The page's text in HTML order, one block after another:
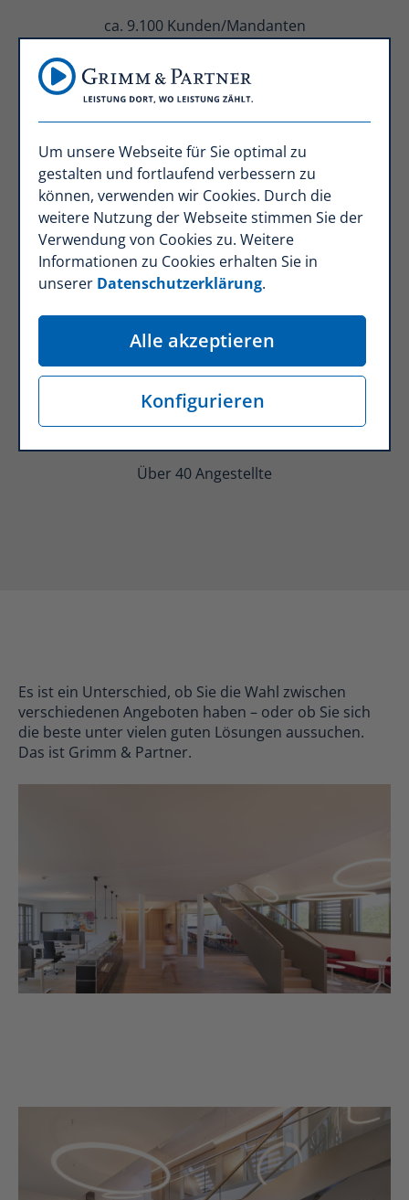
Um unsere Webseite für Sie optimal zu
gestalten und fortlaufend verbessern zu
können, verwenden wir Cookies. Durch die
weitere Nutzung der Webseite stimmen Sie der
Verwendung von Cookies zu. Weitere
Informationen zu Cookies erhalten Sie in
unserer Datenschutzerklärung.
Alle akzeptieren
Konfigurieren
ca. 9.100 Kunden/Mandanten
ca. 30.710 betreute Verträge
Über 40 Angestellte
Es ist ein Unterschied, ob Sie die Wahl zwischen
verschiedenen Angeboten haben – oder ob Sie sich
die beste unter vielen guten Lösungen aussuchen.
Das ist Grimm & Partner.